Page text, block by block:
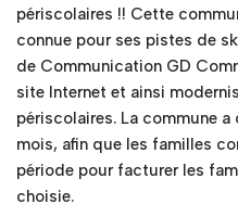
périscolaires !! Cette
connue pour ses pistes de
de Communication GD
site Internet et ainsi
périscolaires. La commune
mois, afin que les familles
période pour facturer les
choisie.